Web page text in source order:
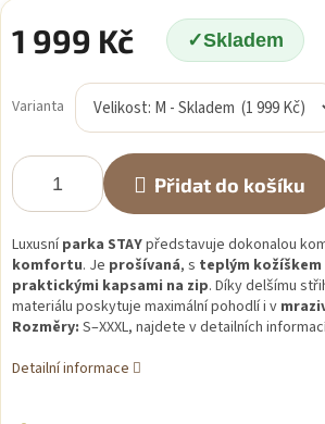
1 999 Kč Skladem
cena:
Varianta
Přidat do košíku
Luxusníparka STAYpředstavuje dokonalou
komfortu. Je prošívaná, s teplým
praktickými kapsami na zip. Díky delšímu
materiálu poskytuje maximální pohodlí i v
Rozměry: S–XXXL, najdete v detailních
Detailní informace